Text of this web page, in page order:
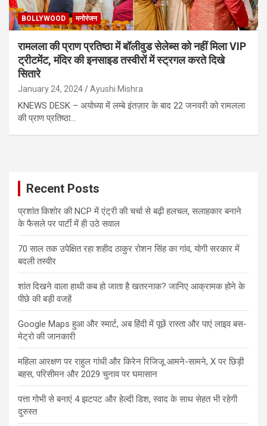
BOLLYWOOD मनोरंजन
रामलला की प्राण प्रतिष्ठा में बॉलीवुड सेलेब्स को नहीं मिला VIP
ट्रीटमेंट, मंदिर की इनसाइड तस्वीरों में स्ट्रगल करते दिखे
सितारे
January 24, 2024 Ayushi Mishra
KNEWS DESK – अयोध्या में लम्बे इंतज़ार के बाद 22 जनवरी को रामलला
की प्राण प्रतिष्ठा…
Recent Posts
प्रशांत किशोर की NCP में एंट्री की चर्चा से बढ़ी हलचल, सलाहकार बनाने
के फैसले पर पार्टी में ही उठे सवाल
70 साल तक उपेक्षित रहा शहीद ठाकुर रोशन सिंह का गांव, योगी सरकार में
बदली तस्वीर
शांत दिखने वाला हाथी कब हो जाता है खतरनाक? जानिए आक्रामक होने के
पीछे की बड़ी वजहें
Google Maps हुआ और स्मार्ट, अब हिंदी में पूछें रास्ता और पाएं लाइव बस-
मेट्रो की जानकारी
महिला आरक्षण पर राहुल गांधी और किरेन रिजिजू आमने-सामने, X पर छिड़ी
बहस, परिसीमन और 2029 चुनाव पर घमासान
पत्ता गोभी से बनाएं 4 झटपट और हेल्दी डिश, स्वाद के साथ सेहत भी रहेगी
दुरुस्त